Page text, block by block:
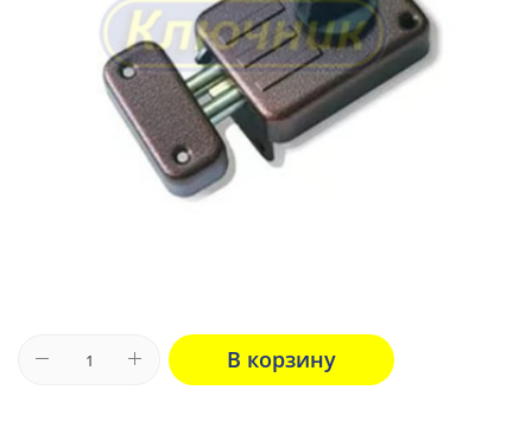
В корзину